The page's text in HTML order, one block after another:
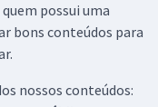
possui uma
bons conteúdos para
nossos conteúdos: